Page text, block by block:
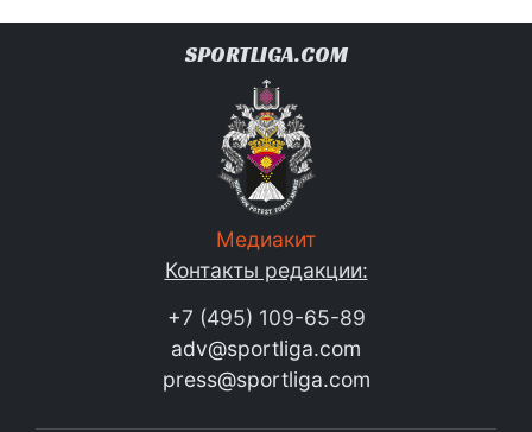
SPORTLIGA.COM
Медиакит
Контакты редакции:
+7 (495) 109-65-89
adv@sportliga.com
press@sportliga.com